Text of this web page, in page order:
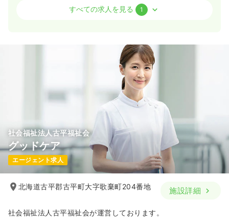
介護・福祉系正・准看護師
賞与4.4ヶ月
新卒可
詳細を見る
すべての求人を見る 1
社会福祉法人古平福祉会
グッドケア
エージェント求人
北海道古平郡古平町大字歌棄町204番地 施設詳細
社会福祉法人古平福祉会が運営しております。